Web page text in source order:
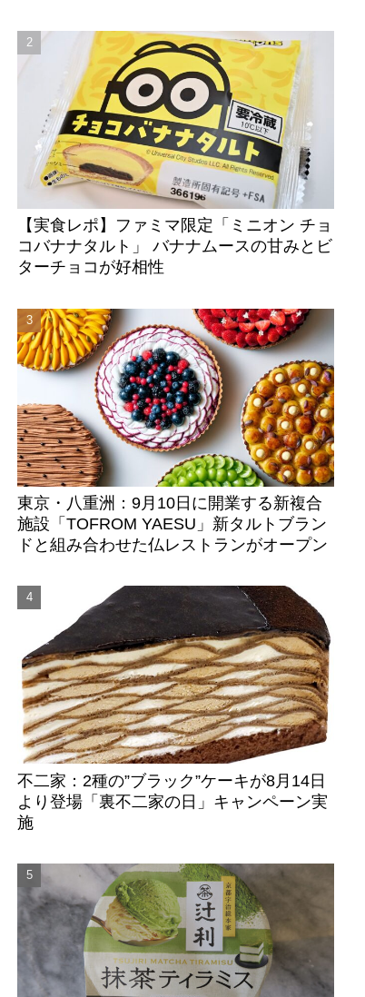
【実食レポ】ファミマ限定「ミニオン チョ
コバナナタルト」 バナナムースの甘みとビ
ターチョコが好相性
東京・八重洲：9月10日に開業する新複合
施設「TOFROM YAESU」新タルトブラン
ドと組み合わせた仏レストランがオープン
不二家：2種の”ブラック”ケーキが8月14日
より登場「裏不二家の日」キャンペーン実
施